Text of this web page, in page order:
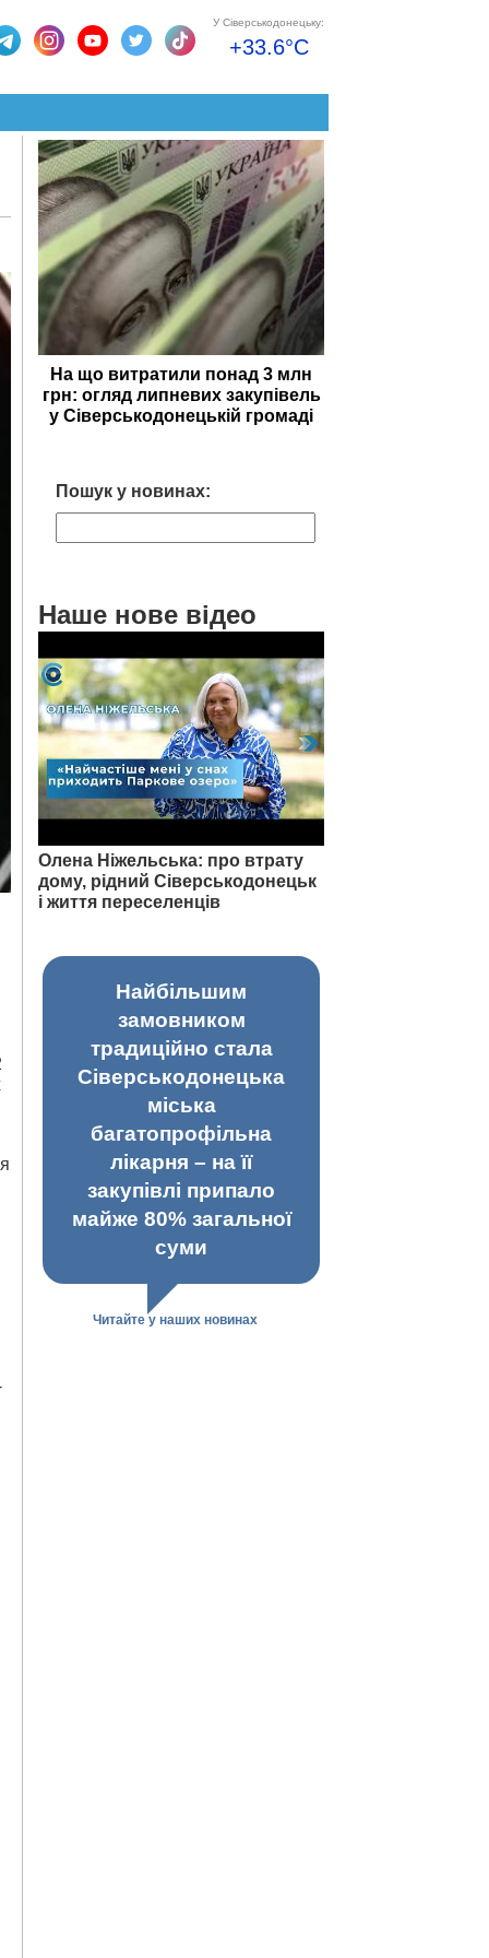
У Сіверськодонецьку:
+33.6°C
На що витратили понад 3 млн
грн: огляд липневих закупівель
у Сіверськодонецькій громаді
Пошук у новинах:
Наше нове відео
Олена Ніжельська: про втрату
дому, рідний Сіверськодонецьк
і життя переселенців
Найбільшим
замовником
традиційно стала
Сіверськодонецька
міська
багатопрофільна
лікарня – на її
закупівлі припало
майже 80% загальної
суми
Читайте у наших новинах